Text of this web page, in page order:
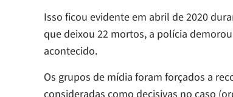
Isso ficou evidente em abril de 2020
que deixou 22 mortos, a polícia
acontecido.
Os grupos de mídia foram forçados a